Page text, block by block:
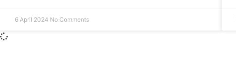
6 April 2024 No Comments